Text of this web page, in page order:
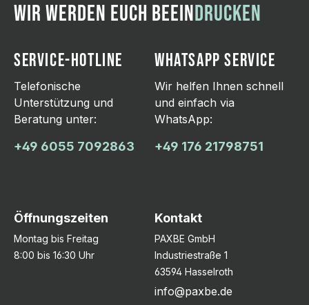
WIR WERDEN EUCH BEEINDRUCKEN
SERVICE-HOTLINE
Telefonische
Unterstützung und
Beratung unter:
+49 6055 7092863
WHATSAPP SERVICE
Wir helfen Ihnen schnell
und einfach via
WhatsApp:
+49 176 21798751
Öffnungszeiten
Montag bis Freitag
8:00 bis 16:30 Uhr
Kontakt
PAXBE GmbH
Industriestraße 1
63594 Hasselroth
info@paxbe.de